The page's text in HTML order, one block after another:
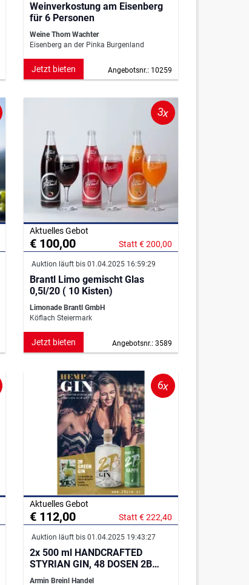
Weinverkostung am Eisenberg
für 6 Personen
Weine Thom Wachter
Eisenberg an der Pinka Burgenland
Angebotsnr.: 10259
Jetzt bieten
3x
Aktuelles Gebot
€ 100,00 Statt € 200,00
Auktion läuft bis 01.04.2025 16:59:29
Brantl Limo gemischt Glas
0,5l/20 ( 10 Kisten)
Limonade Brantl GmbH
Köflach Steiermark
Angebotsnr.: 3589
Jetzt bieten
6x
Aktuelles Gebot
€ 112,00 Statt € 222,40
Auktion läuft bis 01.04.2025 19:43:27
2x 500 ml HANDCRAFTED
STYRIAN GIN, 48 DOSEN 2B
HAPPY!
Armin Breinl Handel